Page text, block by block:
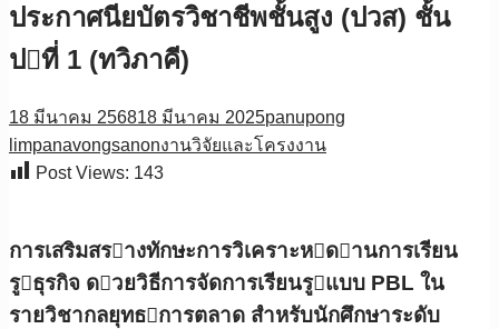
ประกาศนียบัตรวิชาชีพชั้นสูง (ปวส) ชั้น
ปที่ 1 (ทวิภาคี)
18 มีนาคม 256818 มีนาคม 2025panupong
limpanavongsanonงานวิจัยและโครงงาน
Post Views: 143
การเสริมสรางทักษะการวิเคราะหดานการเรียน
รูธุรกิจ ดวยวิธีการจัดการเรียนรูแบบ PBL ใน
รายวิชากลยุทธการตลาด สําหรับนักศึกษาระดับ